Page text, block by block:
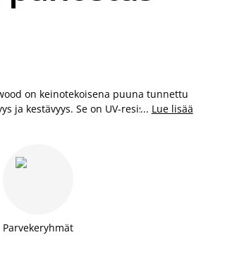
on keinotekoisena puuna tunnettu
ja kestävyys. Se on UV-resistentti ja
... Lue lisää
Parvekeryhmät